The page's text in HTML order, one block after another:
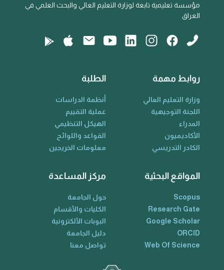
مؤسسة تعليمية تابعة لوزارة التعليم العالي والبحث العلمي في
العراق
روابط مهمة
وزارة التعليم العالي
اللجنة التوجيهية
المدراء
الأكاديميون
الكادر التدريسي
الطلبة
أنظمة الدراسات
عملية التقييم
الهيكل التنظيمي
القواعد واللوائح
معلومات الخريجين
المواقع البحثية
Scopus
Research Gate
Google Scholar
ORCID
Web Of Science
مركز المساعدة
حول الجامعة
الكليات والأقسام
البوبات الألكترونية
دليل الجامعة
تواصل معنا